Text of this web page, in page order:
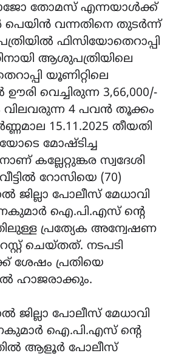
തോമസ് എന്നയാൾക്ക്
വന്നതിനെ തുടർന്ന്
ഫിസിയോതെറാപ്പി
ആശുപത്രിയിലെ
യൂണിറ്റിലെ
ഊരി വെച്ചിരുന്ന 3,66,000/-
4 പവൻ തൂക്കം
15.11.2025 തീയതി
മോഷ്ടിച്ച
കല്ലേറ്റുങ്കര സ്വദേശി
റോസിയെ (70)
ജില്ലാ പോലീസ് മേധാവി
ഐ.പി.എസ് ന്റെ
പ്രത്യേക അന്വേഷണ
ചെയ്തത്. നടപടി
ശേഷം പ്രതിയെ
ഹാജരാക്കും.
ജില്ലാ പോലീസ് മേധാവി
ഐ.പി.എസ് ന്റെ
ആളൂർ പോലീസ്